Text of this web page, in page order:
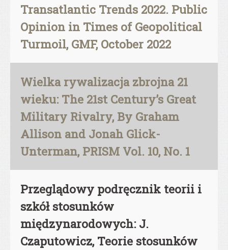
Transatlantic Trends 2022. Public
Opinion in Times of Geopolitical
Turmoil, GMF, October 2022
Wielka rywalizacja zbrojna 21
wieku: The 21st Century’s Great
Military Rivalry, By Graham
Allison and Jonah Glick-
Unterman, PRISM Vol. 10, No. 1
Przeglądowy podręcznik teorii i
szkół stosunków
międzynarodowych: J.
Czaputowicz, Teorie stosunków